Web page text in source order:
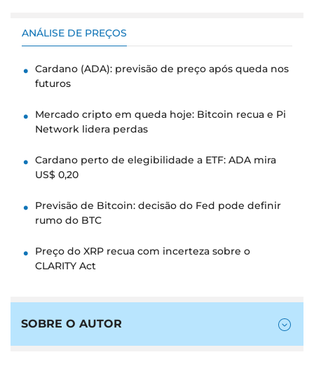
ANÁLISE DE PREÇOS
Cardano (ADA): previsão de preço após queda nos
futuros
Mercado cripto em queda hoje: Bitcoin recua e Pi
Network lidera perdas
Cardano perto de elegibilidade a ETF: ADA mira
US$ 0,20
Previsão de Bitcoin: decisão do Fed pode definir
rumo do BTC
Preço do XRP recua com incerteza sobre o
CLARITY Act
SOBRE O AUTOR